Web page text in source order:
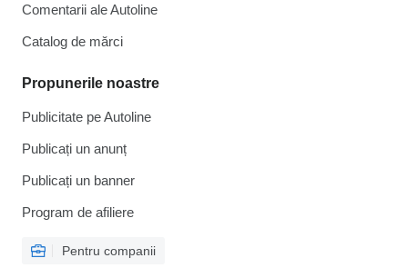
Comentarii ale Autoline
Catalog de mărcі
Propunerile noastre
Publicitate pe Autoline
Publicați un anunț
Publicați un banner
Program de afiliere
Pentru companii